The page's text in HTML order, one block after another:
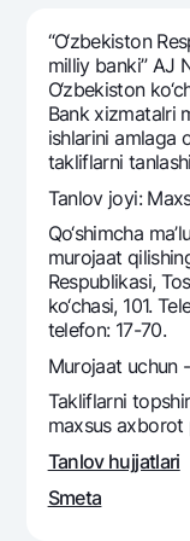
Hamma uchun
Talab qilib
Oltin omonat
NBU’dan oltin
Kumush
UzCard/HUMO
Visa
Visa FIFA
Mastercard
Garmin pay
Eskrou
Tariflar
Aksiyalar
Milliy mobil
Ko'p
Sayt
Qidirish
Foydali havolalar
Ko'p beriladigan
“O‘zbekiston
milliy banki” AJ
O‘zbеkiston
Bank xizmatalri
ishlarini amlaga
takliflarni
Tanlov joyi:
Qo‘shimcha
murojaat
Respublikasi,
ko‘chasi, 101.
telefon: 17-70.
Murojaat uchun
Takliflarni
maxsus axborot
Tanlov hujjatlari
Smeta